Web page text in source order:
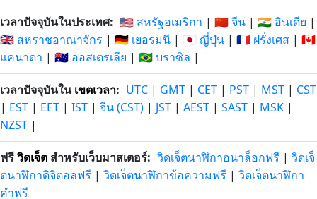
เวลาปัจจุบันในประเทศ: 🇺🇸 สหรัฐอเมริกา | 🇨🇳 จีน | 🇮🇳 อินเดีย |
🇬🇧 สหราชอาณาจักร | 🇩🇪 เยอรมนี | 🇯🇵 ญี่ปุ่น | 🇫🇷 ฝรั่งเศส | 🇨🇦
แคนาดา | 🇦🇺 ออสเตรเลีย | 🇧🇷 บราซิล |
เวลาปัจจุบันในเขตเวลา: UTC | GMT | CET | PST | MST | CST
| EST | EET | IST | จีน (CST) | JST | AEST | SAST | MSK |
NZST |
ฟรีวิดเจ็ต สำหรับเว็บมาสเตอร์: วิดเจ็ตนาฬิกาอนาล็อกฟรี | วิดเจ็
ตนาฬิกาดิจิตอลฟรี | วิดเจ็ตนาฬิกาข้อความฟรี | วิดเจ็ตนาฬิกา
คำฟรี